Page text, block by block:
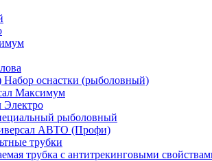
Набор оснастки (рыболовный)
Максимум
Электро
рыболовный
АВТО (Профи)
трубки